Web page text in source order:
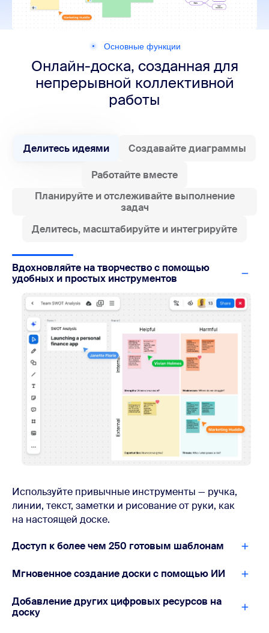
Основные функции
Онлайн-доска, созданная для
непрерывной коллективной
работы
Делитесь идеями Создавайте диаграммы
Работайте вместе
Планируйте и отслеживайте выполнение
задач
Делитесь, масштабируйте и интегрируйте
Вдохновляйте на творчество с помощью
удобных и простых инструментов
Используйте привычные инструменты — ручка,
линии, текст, заметки и рисование от руки, как
на настоящей доске.
Доступ к более чем 250 готовым шаблонам
Мгновенное создание доски с помощью ИИ
Добавление других цифровых ресурсов на
доску